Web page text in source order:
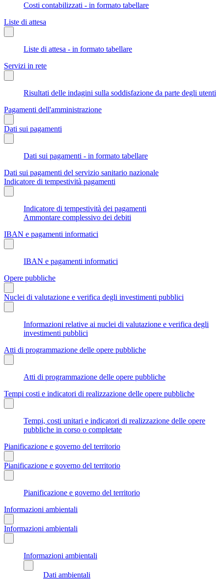
Costi contabilizzati - in formato tabellare
Liste di attesa
Liste di attesa - in formato tabellare
Servizi in rete
Risultati delle indagini sulla soddisfazione da parte degli utenti
Pagamenti dell'amministrazione
Dati sui pagamenti
Dati sui pagamenti - in formato tabellare
Dati sui pagamenti del servizio sanitario nazionale
Indicatore di tempestività pagamenti
Indicatore di tempestività dei pagamenti
Ammontare complessivo dei debiti
IBAN e pagamenti informatici
IBAN e pagamenti informatici
Opere pubbliche
Nuclei di valutazione e verifica degli investimenti pubblici
Informazioni relative ai nuclei di valutazione e verifica degli
investimenti pubblici
Atti di programmazione delle opere pubbliche
Atti di programmazione delle opere pubbliche
Tempi costi e indicatori di realizzazione delle opere pubbliche
Tempi, costi unitari e indicatori di realizzazione delle opere
pubbliche in corso o completate
Pianificazione e governo del territorio
Pianificazione e governo del territorio
Pianificazione e governo del territorio
Informazioni ambientali
Informazioni ambientali
Informazioni ambientali
Dati ambientali